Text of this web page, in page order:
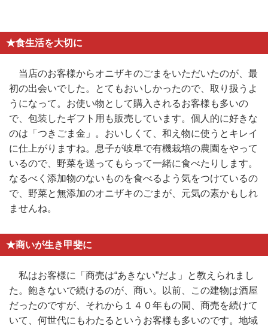
★食生活を大切に
当店のお客様からオニザキのごまをいただいたのが、最
初の出会いでした。とてもおいしかったので、取り扱うよ
うになって。お使い物として購入されるお客様も多いの
で、包装したギフト用も販売しています。個人的に好きな
のは「つきごま金」。おいしくて、和え物に使うとキレイ
に仕上がりますね。息子が岐阜で有機栽培の農園をやって
いるので、野菜を送ってもらって一緒に食べたりします。
なるべく添加物のないものを食べるよう気をつけているの
で、野菜と無添加のオニザキのごまが、元気の素かもしれ
ませんね。
★商いが生き甲斐に
私はお客様に「商売は“あきない”だよ」と教えられまし
た。飽きないで続けるのが、商い。以前、この建物は酒屋
だったのですが、それから１４０年もの間、商売を続けて
いて、何世代にもわたるというお客様も多いのです。地域